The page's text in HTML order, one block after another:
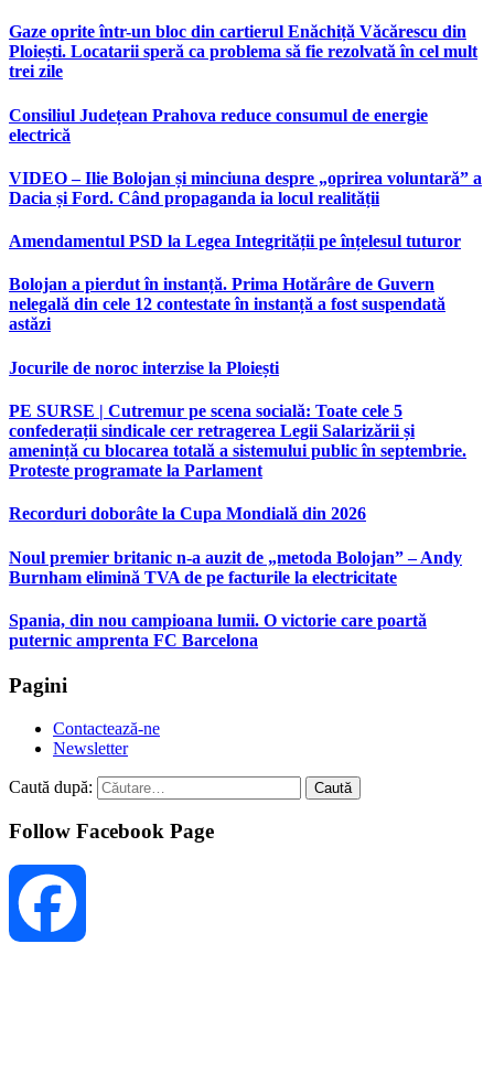
Gaze oprite într-un bloc din cartierul Enăchiță Văcărescu din
Ploiești. Locatarii speră ca problema să fie rezolvată în cel mult
trei zile
Consiliul Județean Prahova reduce consumul de energie
electrică
VIDEO – Ilie Bolojan și minciuna despre „oprirea voluntară” a
Dacia și Ford. Când propaganda ia locul realității
Amendamentul PSD la Legea Integrității pe înțelesul tuturor
Bolojan a pierdut în instanță. Prima Hotărâre de Guvern
nelegală din cele 12 contestate în instanță a fost suspendată
astăzi
Jocurile de noroc interzise la Ploiești
PE SURSE | Cutremur pe scena socială: Toate cele 5
confederații sindicale cer retragerea Legii Salarizării și
amenință cu blocarea totală a sistemului public în septembrie.
Proteste programate la Parlament
Recorduri doborâte la Cupa Mondială din 2026
Noul premier britanic n-a auzit de „metoda Bolojan” – Andy
Burnham elimină TVA de pe facturile la electricitate
Spania, din nou campioana lumii. O victorie care poartă
puternic amprenta FC Barcelona
Pagini
Contactează-ne
Newsletter
Caută după:
Follow Facebook Page